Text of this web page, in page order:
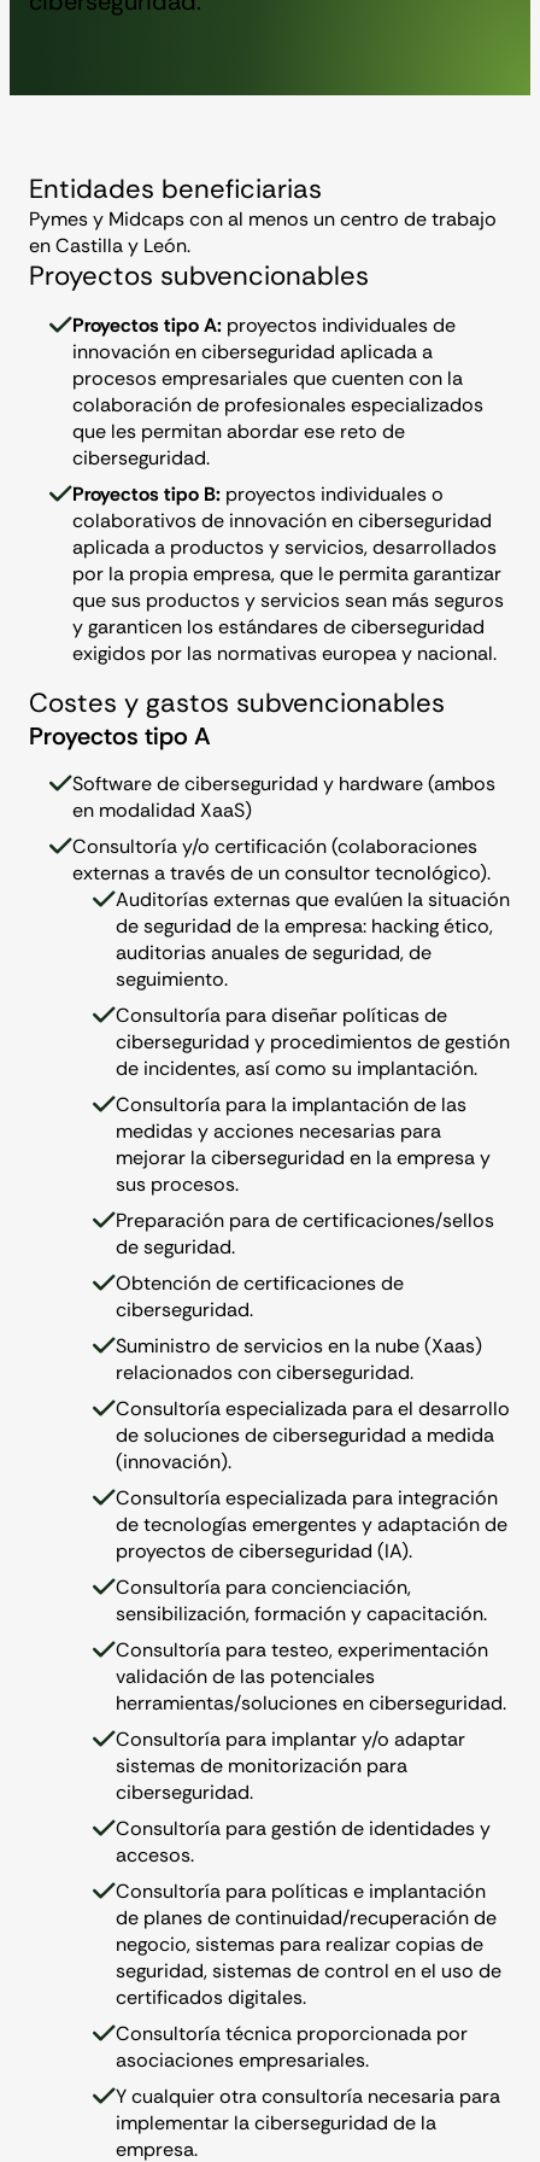
Entidades beneficiarias
Pymes y Midcaps con al menos un centro de trabajo
en Castilla y León.
Proyectos subvencionables
Proyectos tipo A: proyectos individuales de
innovación en ciberseguridad aplicada a
procesos empresariales que cuenten con la
colaboración de profesionales especializados
que les permitan abordar ese reto de
ciberseguridad.
Proyectos tipo B: proyectos individuales o
colaborativos de innovación en ciberseguridad
aplicada a productos y servicios, desarrollados
por la propia empresa, que le permita garantizar
que sus productos y servicios sean más seguros
y garanticen los estándares de ciberseguridad
exigidos por las normativas europea y nacional.
Costes y gastos subvencionables
Proyectos tipo A
Software de ciberseguridad y hardware (ambos
en modalidad XaaS)
Consultoría y/o certificación (colaboraciones
externas a través de un consultor tecnológico).
Auditorías externas que evalúen la situación
de seguridad de la empresa: hacking ético,
auditorias anuales de seguridad, de
seguimiento.
Consultoría para diseñar políticas de
ciberseguridad y procedimientos de gestión
de incidentes, así como su implantación.
Consultoría para la implantación de las
medidas y acciones necesarias para
mejorar la ciberseguridad en la empresa y
sus procesos.
Preparación para de certificaciones/sellos
de seguridad.
Obtención de certificaciones de
ciberseguridad.
Suministro de servicios en la nube (Xaas)
relacionados con ciberseguridad.
Consultoría especializada para el desarrollo
de soluciones de ciberseguridad a medida
(innovación).
Consultoría especializada para integración
de tecnologías emergentes y adaptación de
proyectos de ciberseguridad (IA).
Consultoría para concienciación,
sensibilización, formación y capacitación.
Consultoría para testeo, experimentación
validación de las potenciales
herramientas/soluciones en ciberseguridad.
Consultoría para implantar y/o adaptar
sistemas de monitorización para
ciberseguridad.
Consultoría para gestión de identidades y
accesos.
Consultoría para políticas e implantación
de planes de continuidad/recuperación de
negocio, sistemas para realizar copias de
seguridad, sistemas de control en el uso de
certificados digitales.
Consultoría técnica proporcionada por
asociaciones empresariales.
Y cualquier otra consultoría necesaria para
implementar la ciberseguridad de la
empresa.